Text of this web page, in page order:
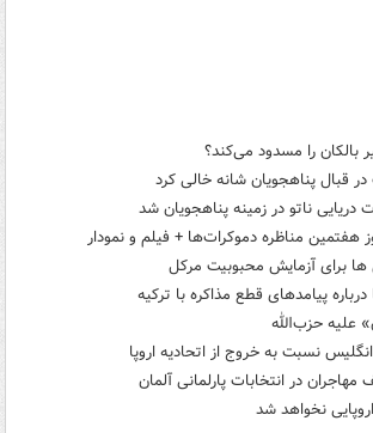
بالکان را مسدود می‌کند؟
قبال پناهجویان شانه خالی کرد
دریایی ناتو در زمینه پناهجویان شد
هفتمین مناظره دموکرات‌ها + فیلم و نمودار
ها برای آزمایش محبوبیت مرکل
درباره پیامدهای قطع مذاکره با ترکیه
علیه حزب‌الله
نسبت به خروج از اتحادیه اروپا
در انتخابات پارلمانی آلمان
نخواهد شد